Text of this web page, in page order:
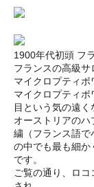
1900年代初頭 フ
フランスの高級
マイクロプティポ
マイクロプティ
目という気の遠
オーストリアのハ
繍（フランス語で
の中でも最も細か
です。
ご覧の通り、ロ